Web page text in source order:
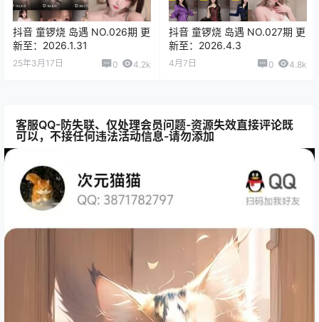
抖音 童锣烧 岛遇 NO.026期 更
新至：2026.1.31
25年3月17日 0 4.2k
抖音 童锣烧 岛遇 NO.027期 更
新至：2026.4.3
4月7日 0 4.8k
客服QQ-防失联、仅处理会员问题-资源失效直接评论既
可以，不接任何违法活动信息-请勿添加